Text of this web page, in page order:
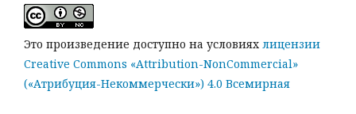
Это произведение доступно на условиях лицензии
Creative Commons «Attribution-NonCommercial»
(«Атрибуция-Некоммерчески») 4.0 Всемирная